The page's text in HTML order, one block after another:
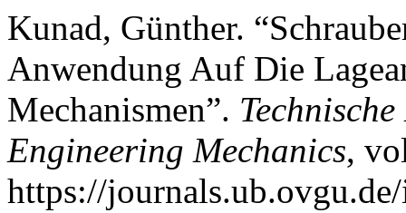
Kunad, Günther.
Anwendung Auf Die
Mechanismen”.
Engineering Mechanics,
https://